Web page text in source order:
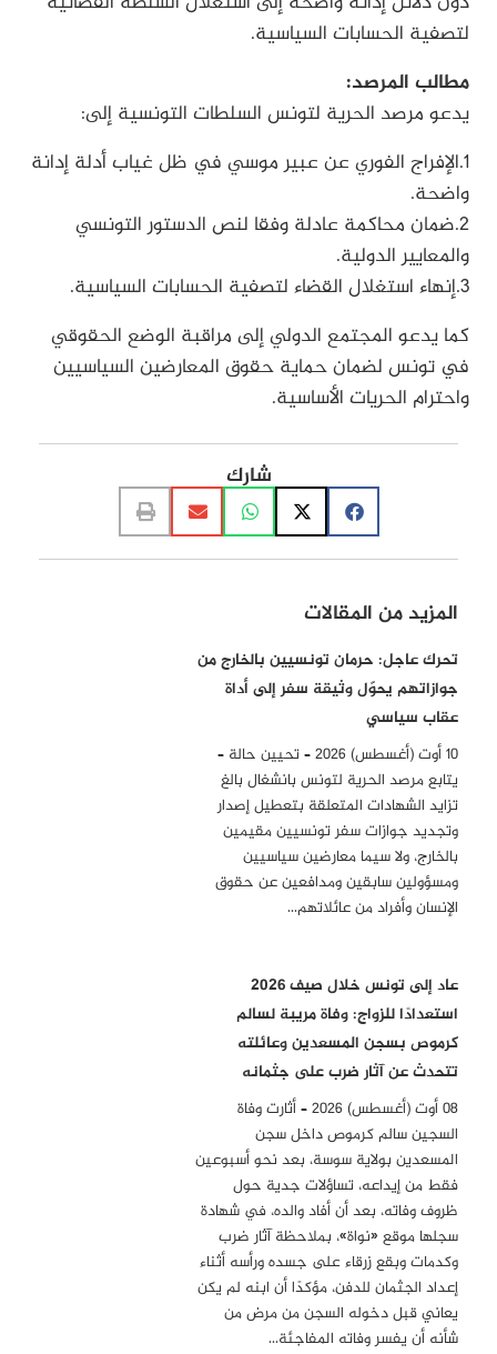
لتصفية الحسابات السياسية.
مطالب المرصد:
يدعو مرصد الحرية لتونس السلطات التونسية إلى:
1.الإفراج الفوري عن عبير موسي في ظل غياب أدلة إدانة
واضحة.
2.ضمان محاكمة عادلة وفقا لنص الدستور التونسي
والمعايير الدولية.
3.إنهاء استغلال القضاء لتصفية الحسابات السياسية.
كما يدعو المجتمع الدولي إلى مراقبة الوضع الحقوقي
في تونس لضمان حماية حقوق المعارضين السياسيين
واحترام الحريات الأساسية.
شارك
المزيد من المقالات
تحرك عاجل: حرمان تونسيين بالخارج من
جوازاتهم يحوّل وثيقة سفر إلى أداة
عقاب سياسي
10 أوت (أغسطس) 2026 – تحيين حالة –
يتابع مرصد الحرية لتونس بانشغال بالغ
تزايد الشهادات المتعلقة بتعطيل إصدار
وتجديد جوازات سفر تونسيين مقيمين
بالخارج، ولا سيما معارضين سياسيين
ومسؤولين سابقين ومدافعين عن حقوق
الإنسان وأفراد من عائلاتهم…
عاد إلى تونس خلال صيف 2026
استعدادًا للزواج: وفاة مريبة لسالم
كرموص بسجن المسعدين وعائلته
تتحدث عن آثار ضرب على جثمانه
08 أوت (أغسطس) 2026 – أثارت وفاة
السجين سالم كرموص داخل سجن
المسعدين بولاية سوسة، بعد نحو أسبوعين
فقط من إيداعه، تساؤلات جدية حول
ظروف وفاته، بعد أن أفاد والده، في شهادة
سجلها موقع «نواة»، بملاحظة آثار ضرب
وكدمات وبقع زرقاء على جسده ورأسه أثناء
إعداد الجثمان للدفن، مؤكدًا أن ابنه لم يكن
يعاني قبل دخوله السجن من مرض من
شأنه أن يفسر وفاته المفاجئة…